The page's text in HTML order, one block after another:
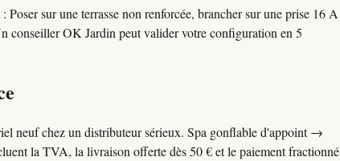
Poser sur une terrasse non renforcée, brancher sur une prise 16 A
conseiller OK Jardin peut valider votre configuration en 5
neuf chez un distributeur sérieux. Spa gonflable d'appoint →
la TVA, la livraison offerte dès 50 € et le paiement fractionné